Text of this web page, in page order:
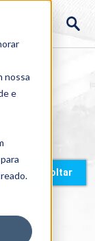
nossa
e
Voltar